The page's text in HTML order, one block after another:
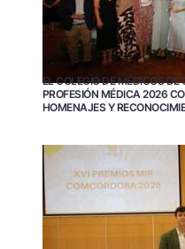
EL COLEGIO DE MÉDICOS
PROFESIÓN MÉDICA 2026
HOMENAJES Y